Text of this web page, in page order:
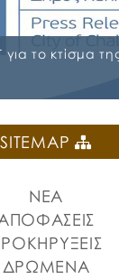
το κτίσμα
SITEMAP
ΝΕΑ
ΔΡΩΜΕΝΑ